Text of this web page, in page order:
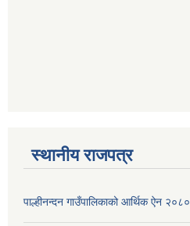
स्थानीय राजपत्र
पाल्हीनन्दन गाउँपालिकाको आर्थिक ऐन २०८०